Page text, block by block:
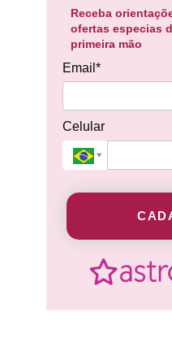
Receba
ofertas especias
primeira mão
Email*
Celular